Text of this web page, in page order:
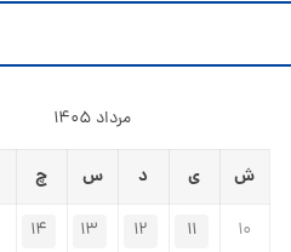
مرداد ۱۴۰۵
ش ی د س چ
۱۰ ۱۱ ۱۲ ۱۳ ۱۴